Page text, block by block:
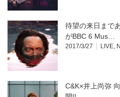
待望の来日まで
がBBC 6 Mus…
2017/3/27 LIVE
C&K×井上尚弥